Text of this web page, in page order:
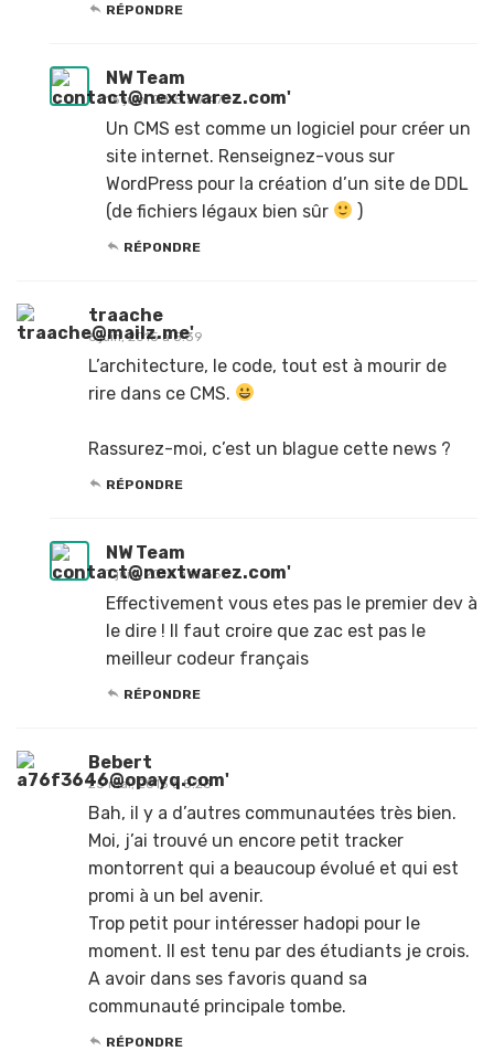
RÉPONDRE
NW Team
15 juin, 2015 à 7:47
Un CMS est comme un logiciel pour créer un
site internet. Renseignez-vous sur
WordPress pour la création d’un site de DDL
(de fichiers légaux bien sûr
)
RÉPONDRE
traache
6 juin, 2015 à 5:39
L’architecture, le code, tout est à mourir de
rire dans ce CMS.
Rassurez-moi, c’est un blague cette news ?
RÉPONDRE
NW Team
7 juin, 2015 à 11:55
Effectivement vous etes pas le premier dev à
le dire ! Il faut croire que zac est pas le
meilleur codeur français
RÉPONDRE
Bebert
25 mai, 2015 à 8:23
Bah, il y a d’autres communautées très bien.
Moi, j’ai trouvé un encore petit tracker
montorrent qui a beaucoup évolué et qui est
promi à un bel avenir.
Trop petit pour intéresser hadopi pour le
moment. Il est tenu par des étudiants je crois.
A avoir dans ses favoris quand sa
communauté principale tombe.
RÉPONDRE